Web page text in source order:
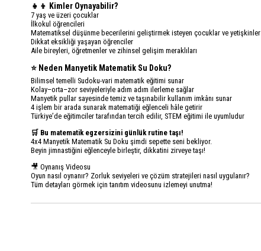
👧👦 Kimler Oynayabilir?
7 yaş ve üzeri çocuklar
İlkokul öğrencileri
Matematiksel düşünme becerilerini geliştirmek isteyen çocuklar ve yetişkinler
Dikkat eksikliği yaşayan öğrenciler
Aile bireyleri, öğretmenler ve zihinsel gelişim meraklıları
⭐ Neden Manyetik Matematik Su Doku?
Bilimsel temelli Sudoku-vari matematik eğitimi sunar
Kolay–orta–zor seviyeleriyle adım adım ilerleme sağlar
Manyetik pullar sayesinde temiz ve taşınabilir kullanım imkânı sunar
4 işlem bir arada sunarak matematiği eğlenceli hâle getirir
Türkiye’de eğitimciler tarafından tercih edilir, STEM eğitimi ile uyumludur
🛒 Bu matematik egzersizini günlük rutine taşı!
4x4 Manyetik Matematik Su Doku şimdi sepette seni bekliyor.
Beyin jimnastiğini eğlenceyle birleştir, dikkatini zirveye taşı!
🎥 Oynanış Videosu
Oyun nasıl oynanır? Zorluk seviyeleri ve çözüm stratejileri nasıl uygulanır?
Tüm detayları görmek için tanıtım videosunu izlemeyi unutma!